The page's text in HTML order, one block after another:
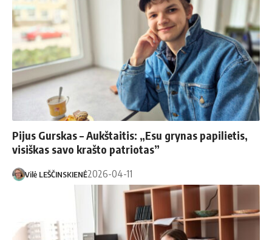
Pijus Gurskas – Aukštaitis: „Esu grynas papilietis,
visiškas savo krašto patriotas”
Vilė LEŠČINSKIENĖ2026-04-11